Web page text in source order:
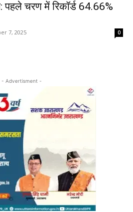
पहले चरण में रिकॉर्ड 64.66%
7, 2025 0
- Advertisment -